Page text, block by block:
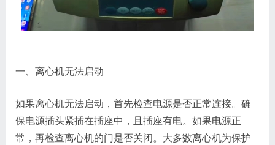
一、离心机无法启动
如果离心机无法启动，首先检查电源是否正常连接。确
保电源插头紧插在插座中，且插座有电。如果电源正
常，再检查离心机的门是否关闭。大多数离心机为保护